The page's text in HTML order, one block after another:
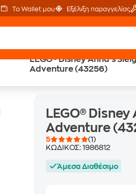
Το Wallet μου Εξέλιξη παραγγελίας
LEGO® Disney Anna's
Adventure (43256)
LEGO®
Adventure
5
(1)
ΚΩΔΙΚΟΣ:1986812
Άμεσα Διαθέσιμο